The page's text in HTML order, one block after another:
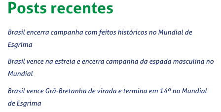
Posts recentes
Brasil encerra campanha com feitos históricos no Mundial de
Esgrima
Brasil vence na estreia e encerra campanha da espada masculina no
Mundial
Brasil vence Grã-Bretanha de virada e termina em 14º no Mundial
de Esgrima